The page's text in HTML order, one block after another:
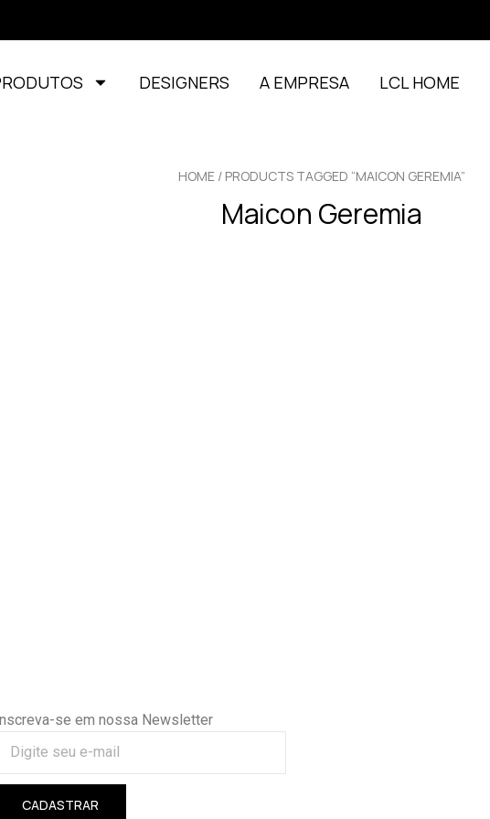
DESIGNERS A EMPRESA LCL HOME
HOME / PRODUCTS TAGGED “MAICON GEREMIA”
Maicon Geremia
se em nossa Newsletter
CADASTRAR